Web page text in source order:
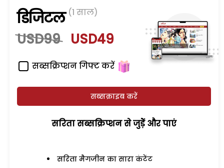
डिजिटल (1 साल)
USD99 USD49
सब्सक्रिप्शन गिफ्ट करें
सब्सक्राइब करें
सरिता सब्सक्रिप्शन से जुड़ेें और पाएं
सरिता मैगजीन का सारा कंटेंट